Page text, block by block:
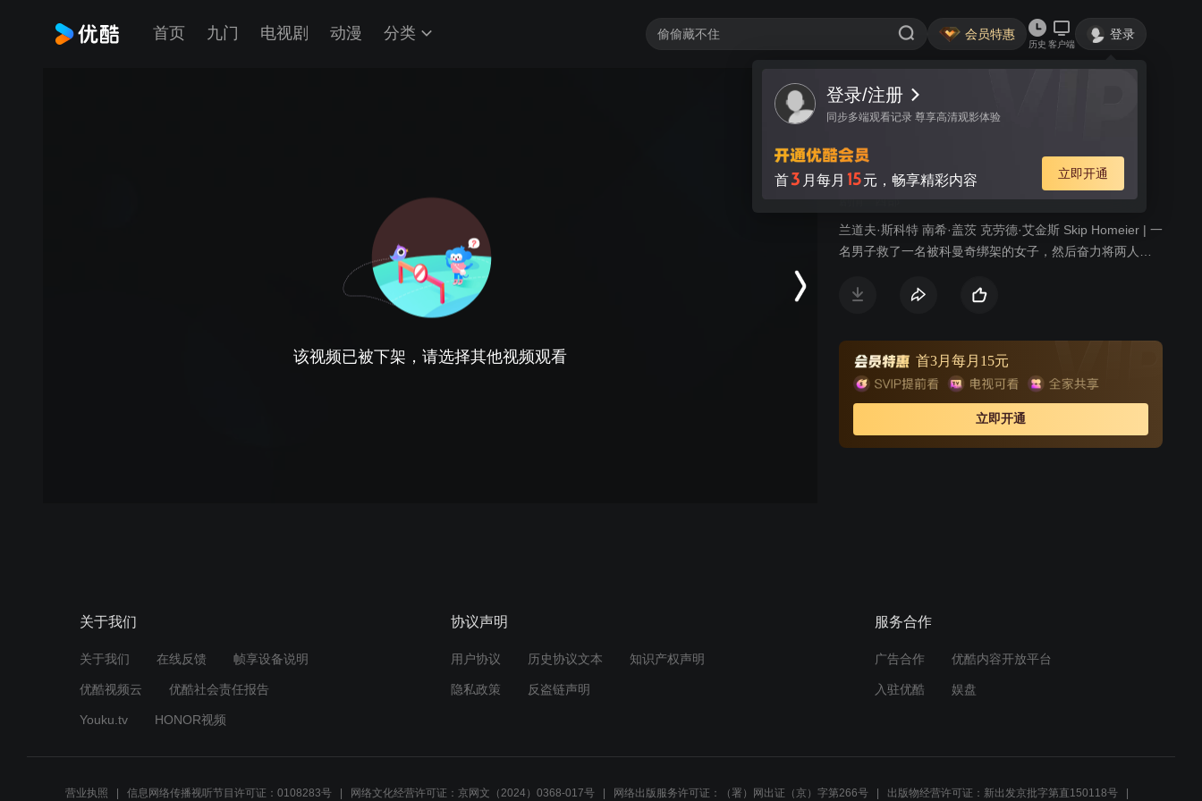
首页 九门 电视剧 动漫 分类 会员特惠
历史 客户端
登录
登录/注册
同步多端观看记录 尊享高清观影体验
首3 月每月 15元，畅享精彩内容 立即开通
该视频已被下架，请选择其他视频观看
视频 讨论
蛮山野侠
兰道夫·斯科特 南希·盖茨 克劳德·艾金斯 Skip Homeier | 一
名男子救了一名被科曼奇绑架的女子，然后奋力将两人活
首3月每月15元
立即开通
关于我们
关于我们 在线反馈 帧享设备说明
优酷视频云 优酷社会责任报告
Youku.tv HONOR视频
协议声明
用户协议 历史协议文本 知识产权声明
隐私政策 反盗链声明
服务合作
广告合作 优酷内容开放平台
入驻优酷 娱盘
营业执照 信息网络传播视听节目许可证：0108283号 网络文化经营许可证：京网文（2024）0368-017号 网络出版服务许可证：（署）网出证（京）字第266号 出版物经营许可证：新出发京批字第直150118号